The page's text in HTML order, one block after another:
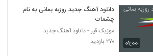
۱۷۸ بازدید
Havato Dareh)
۰۱:۰۰
دانلود آهنگ جدید روزبه بمانی به نام
چشمات
موزیک قیر - دانلود آهنگ جدبد
۲۷۰ بازدید